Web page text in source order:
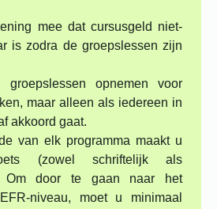
mee dat cursusgeld niet-
is zodra de groepslessen zijn
groepslessen opnemen voor
maar alleen als iedereen in
akkoord gaat.
van elk programma maakt u
(zowel schriftelijk als
Om door te gaan naar het
niveau, moet u minimaal